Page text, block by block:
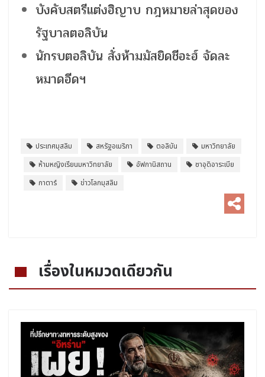
บังคับสตรีแต่งฮิญาบ กฎหมายล่าสุดของ
รัฐบาลตอลิบัน
นักรบตอลิบัน สั่งห้ามมัสยิดชีอะฮ์ จัดละ
หมาดอีดฯ
ประเทศมุสลิม สหรัฐอเมริกา ตอลิบัน
มหาวิทยาลัย
ห้ามหญิงเรียนมหาวิทยาลัย
อัฟกานิสถาน
ซาอุดิอาระเบีย
กาตาร์
ข่าวโลกมุสลิม
เรื่องในหมวดเดียวกัน